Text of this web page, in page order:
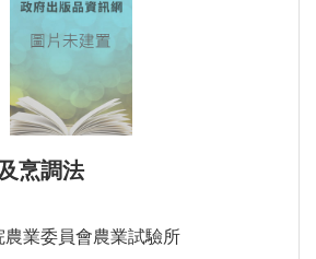
烹調法
農業委員會農業試驗所